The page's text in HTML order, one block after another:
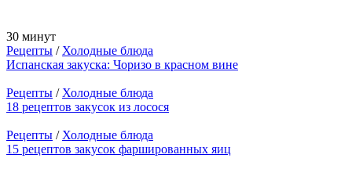
30 минут
Рецепты / Холодные блюда
Испанская закуска: Чоризо в красном вине
Рецепты / Холодные блюда
18 рецептов закусок из лосося
Рецепты / Холодные блюда
15 рецептов закусок фаршированных яиц